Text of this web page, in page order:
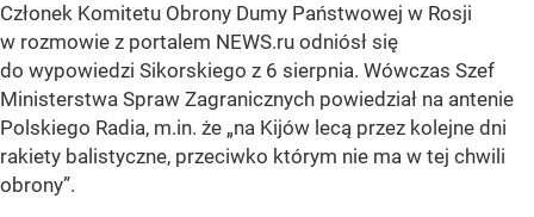
Członek Komitetu Obrony Dumy Państwowej w Rosji
w rozmowie z portalem NEWS.ru odniósł się
do wypowiedzi Sikorskiego z 6 sierpnia. Wówczas Szef
Ministerstwa Spraw Zagranicznych powiedział na antenie
Polskiego Radia, m.in. że „na Kijów lecą przez kolejne dni
rakiety balistyczne, przeciwko którym nie ma w tej chwili
obrony”.